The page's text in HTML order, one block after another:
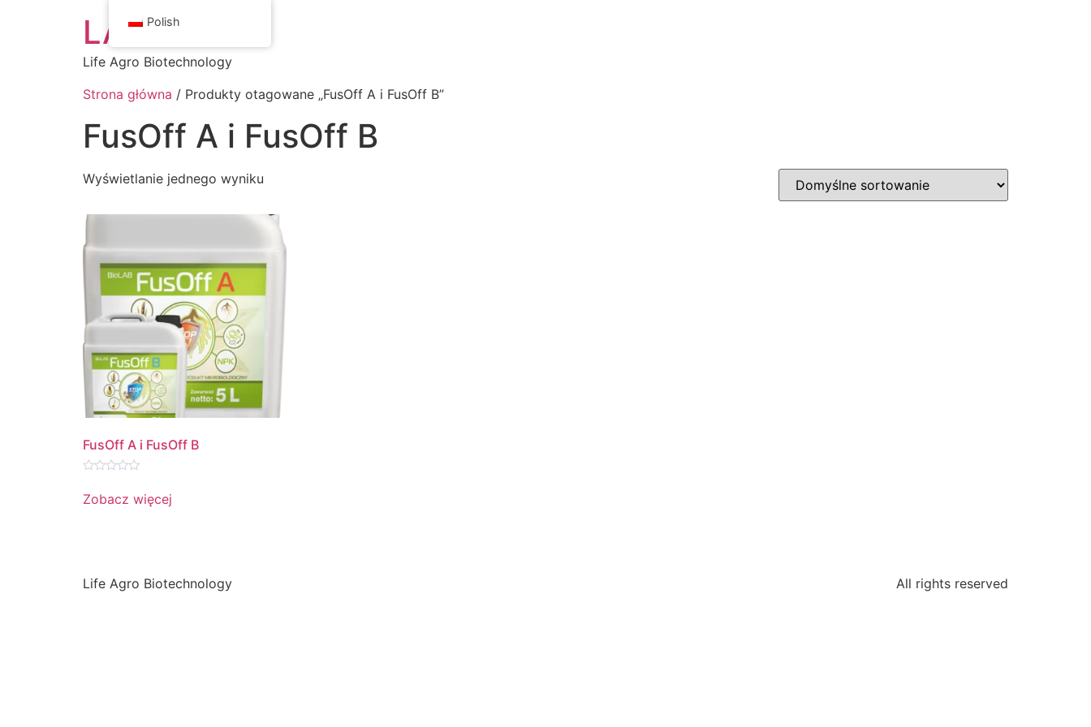
LAB Center
Life Agro Biotechnology
Strona główna / Produkty otagowane „FusOff A i FusOff B”
FusOff A i FusOff B
Wyświetlanie jednego wyniku
FusOff A i FusOff B
0
na
Zobacz więcej
Life Agro Biotechnology All rights reserved
Polish